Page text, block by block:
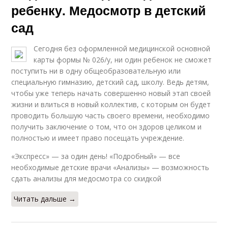
ребенку. Медосмотр в детский
сад
Сегодня без оформленной медицинской основной
карты формы № 026/у, ни один ребенок не сможет
поступить ни в одну общеобразовательную или
специальную гимназию, детский сад, школу. Ведь детям,
чтобы уже теперь начать совершенно новый этап своей
жизни и влиться в новый коллектив, с которым он будет
проводить большую часть своего времени, необходимо
получить заключение о том, что он здоров целиком и
полностью и имеет право посещать учреждение.
«Экспресс» — за один день! «Подробный» — все
необходимые детские врачи «Анализы» — возможность
сдать анализы для медосмотра со скидкой
Читать дальше →